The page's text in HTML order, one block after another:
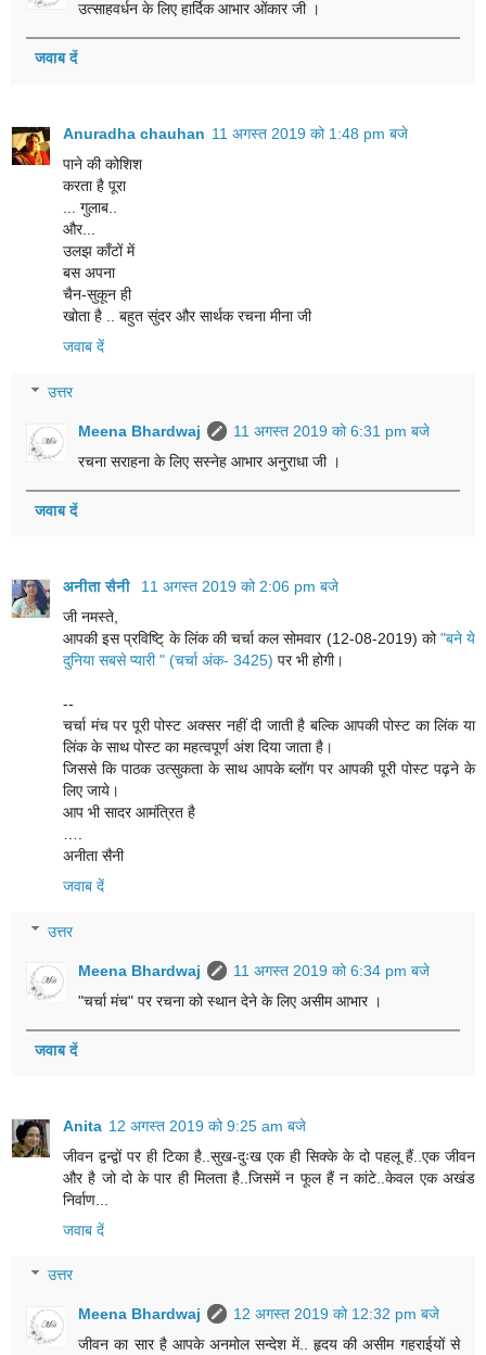
उत्साहवर्धन के लिए हार्दिक आभार ओंकार जी ।
जवाब दें
Anuradha chauhan 11 अगस्त 2019 को 1:48 pm बजे
पाने की कोशिश
करता है पूरा
... गुलाब..
और...
उलझ काँटों में
बस अपना
चैन-सुकून ही
खोता है .. बहुत सुंदर और सार्थक रचना मीना जी
जवाब दें
उत्तर
Meena Bhardwaj
11 अगस्त 2019 को 6:31 pm बजे
रचना सराहना के लिए सस्नेह आभार अनुराधा जी ।
जवाब दें
अनीता सैनी
11 अगस्त 2019 को 2:06 pm बजे
जी नमस्ते,
आपकी इस प्रविष्टि् के लिंक की चर्चा कल सोमवार (12-08-2019) को"बने ये
दुनिया सबसे प्यारी " (चर्चा अंक- 3425) पर भी होगी।
--
चर्चा मंच पर पूरी पोस्ट अक्सर नहीं दी जाती है बल्कि आपकी पोस्ट का लिंक या
लिंक के साथ पोस्ट का महत्वपूर्ण अंश दिया जाता है।
जिससे कि पाठक उत्सुकता के साथ आपके ब्लॉग पर आपकी पूरी पोस्ट पढ़ने के
लिए जाये।
आप भी सादर आमंत्रित है
अनीता सैनी
जवाब दें
उत्तर
Meena Bhardwaj
11 अगस्त 2019 को 6:34 pm बजे
"चर्चा मंच" पर रचना को स्थान देने के लिए असीम आभार ।
जवाब दें
Anita 12 अगस्त 2019 को 9:25 am बजे
जीवन द्वन्द्वों पर ही टिका है..सुख-दुःख एक ही सिक्के के दो पहलू हैं..एक जीवन
और है जो दो के पार ही मिलता है..जिसमें न फूल हैं न कांटे..केवल एक अखंड
निर्वाण...
जवाब दें
उत्तर
Meena Bhardwaj
12 अगस्त 2019 को 12:32 pm बजे
जीवन का सार है आपके अनमोल सन्देश में.. हृदय की असीम गहराईयों से